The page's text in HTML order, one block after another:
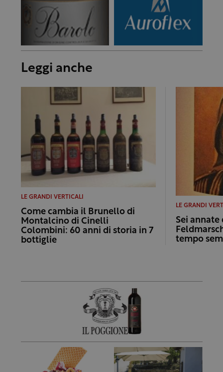
Leggi anche
LE GRANDI VERTICALI
Come cambia il Brunello di
Montalcino di Cinelli
Colombini: 60 anni di storia in 7
bottiglie
LE GRANDI
Sei
tempo